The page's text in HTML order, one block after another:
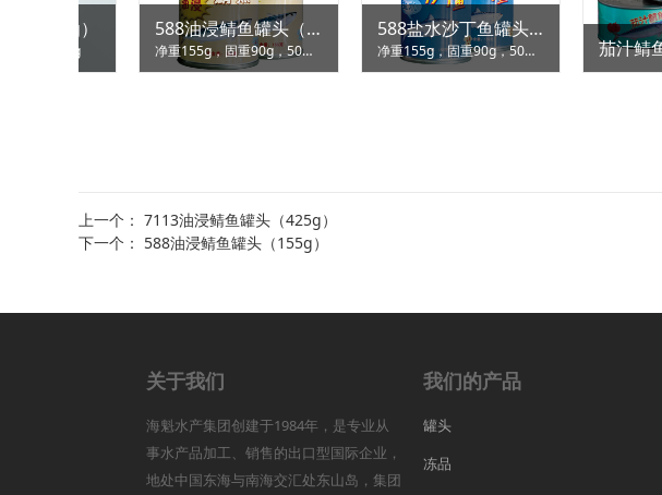
311油浸金枪鱼（125g）
净重125g，固重90g，50罐/箱 鲍鱼酱
上一个： 7113油浸鲭鱼罐头（425g）
下一个： 588油浸鲭鱼罐头（155g）
关于我们
海魁水产集团创建于1984年，是专业从
事水产品加工、销售的出口型国际企业，
地处中国东海与南海交汇处东山岛，集团
我们的产品
罐头
冻品